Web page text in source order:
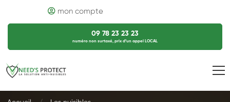
mon compte
09 78 23 23 23
numéro non surtaxé, prix d’un appel LOCAL